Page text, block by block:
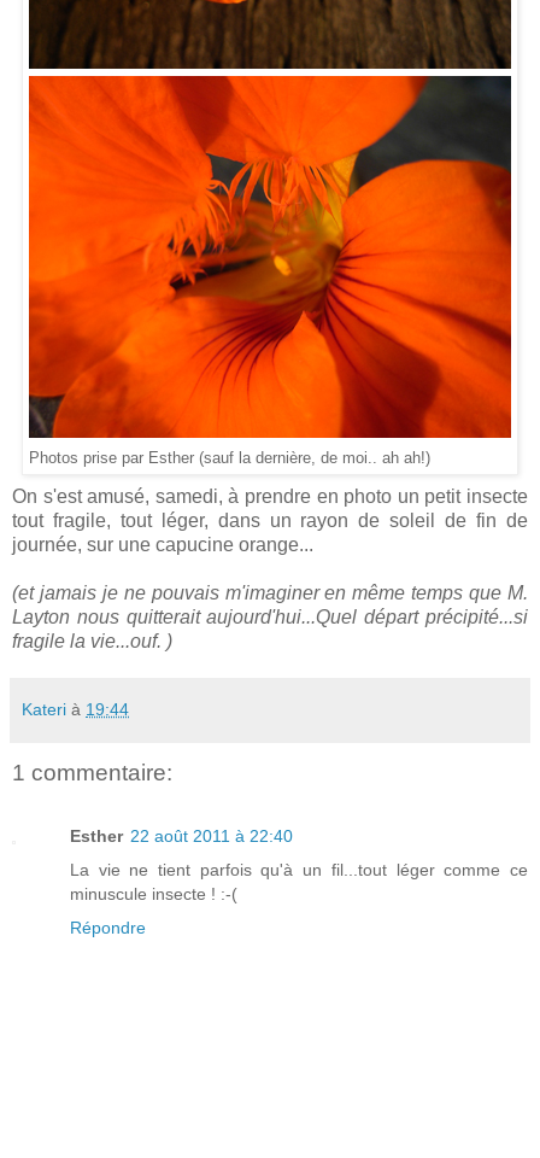
Photos prise par Esther (sauf la dernière, de moi.. ah ah!)
On s'est amusé, samedi, à prendre en photo un petit insecte
tout fragile, tout léger, dans un rayon de soleil de fin de
journée, sur une capucine orange...
(et jamais je ne pouvais m'imaginer en même temps que M.
Layton nous quitterait aujourd'hui...Quel départ précipité...si
fragile la vie...ouf. )
Kateri à 19:44
1 commentaire:
Esther 22 août 2011 à 22:40
La vie ne tient parfois qu'à un fil...tout léger comme ce
minuscule insecte ! :-(
Répondre